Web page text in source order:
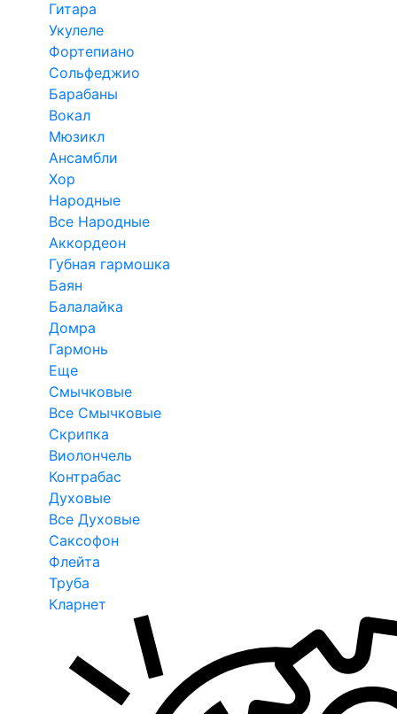
Гитара
Укулеле
Фортепиано
Сольфеджио
Барабаны
Вокал
Мюзикл
Ансамбли
Хор
Народные
Все Народные
Аккордеон
Губная гармошка
Баян
Балалайка
Домра
Гармонь
Еще
Смычковые
Все Смычковые
Скрипка
Виолончель
Контрабас
Духовые
Все Духовые
Саксофон
Флейта
Труба
Кларнет